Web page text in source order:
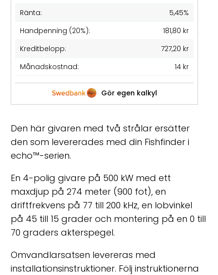
Ränta:
5,45%
Handpenning (20%):
181,80 kr
Kreditbelopp:
727,20 kr
Månadskostnad:
14 kr
Gör egen kalkyl
Den här givaren med två strålar ersätter
den som levererades med din Fishfinder i
echo™-serien.
En 4-polig givare på 500 kW med ett
maxdjup på 274 meter (900 fot), en
driftfrekvens på 77 till 200 kHz, en lobvinkel
på 45 till 15 grader och montering på en 0 till
70 graders akterspegel.
Omvandlarsatsen levereras med
installationsinstruktioner. Följ instruktionerna